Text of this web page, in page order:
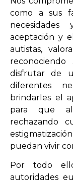
como a sus
aceptación y
autistas,
disfrutar de
diferentes
brindarles el
para que
rechazando
puedan vivir
Por todo
autoridades